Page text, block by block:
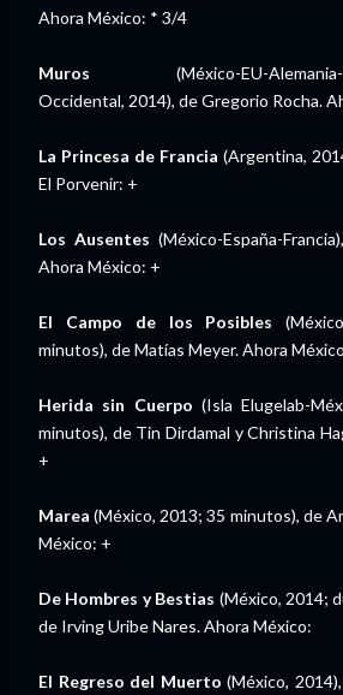
Ahora México: * 3/4
Muros (México-EU-Alemania-
Occidental, 2014), de Gregorio Rocha.
La Princesa de Francia (Argentina,
El Porvenir: +
Los Ausentes (México-España-
Ahora México: +
El Campo de los Posibles
minutos), de Matías Meyer. Ahora
Herida sin Cuerpo (Isla Elugelab-
minutos), de Tin Dirdamal y Christina
+
Marea (México, 2013; 35 minutos), de
México: +
De Hombres y Bestias (México, 2014;
de Irving Uribe Nares. Ahora México:
El Regreso del Muerto (México,